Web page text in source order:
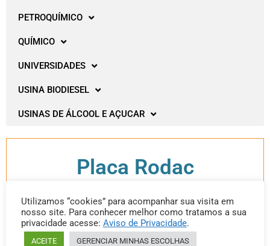
PETROQUÍMICO
QUÍMICO
UNIVERSIDADES
USINA BIODIESEL
USINAS DE ÁLCOOL E AÇUCAR
Placa Rodac
Categoria: Placa Rodac
Utilizamos “cookies” para acompanhar sua visita em
nosso site. Para conhecer melhor como tratamos a sua
privacidade acesse: Aviso de Privacidade.
ACEITE GERENCIAR MINHAS ESCOLHAS